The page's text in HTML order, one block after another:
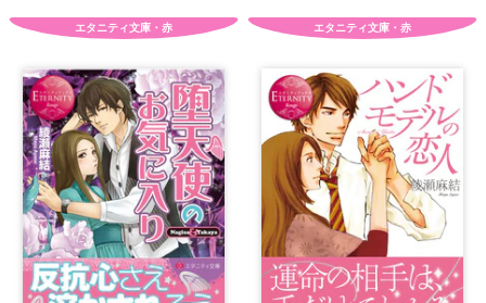
エタニティ文庫・赤 エタニティ文庫・赤